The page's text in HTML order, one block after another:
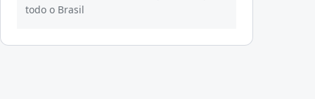
todo o Brasil